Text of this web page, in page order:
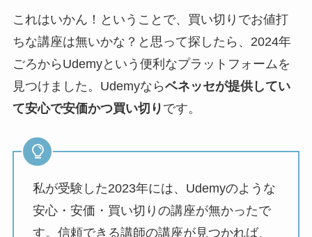
これはいかん！ということで、買い切りでお値打
ちな講座は無いかな？と思って探したら、2024年
ごろからUdemyという便利なプラットフォームを
見つけました。Udemyならベネッセが提供してい
て安心で安価かつ買い切り です。
私が受験した2023年には、Udemyのような
安心・安価・買い切りの講座が無かったで
す。信頼できる講師の講座が見つかれば、